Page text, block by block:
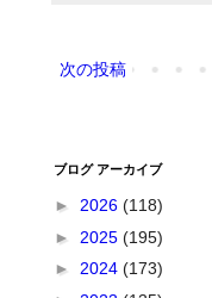
次の投稿
ブログ アーカイブ
► 2026(118)
► 2025(195)
► 2024(173)